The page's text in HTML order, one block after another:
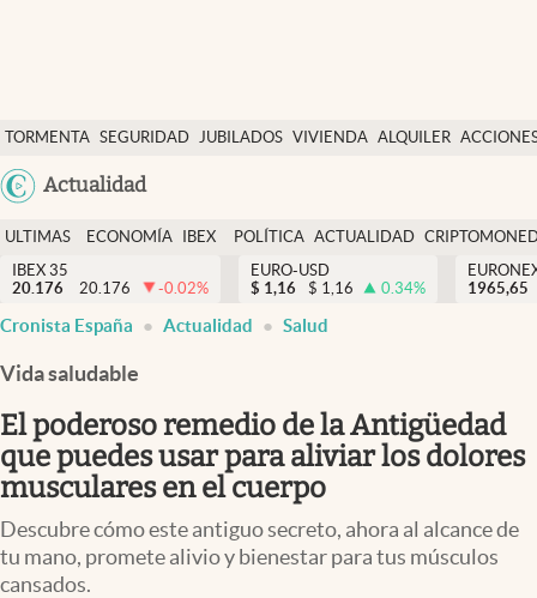
TORMENTA SEGURIDAD JUBILADOS VIVIENDA ALQUILER
USA
Actualidad
Economía y finanzas
Política
Actualidad
Criptomonedas
España
ULTIMAS
NOTICIAS
ECONOMÍA
FINANZAS
IBEX
EURO
POLÍTICA ACTUALIDAD
IBEX 35
20.176
20.176 -0.02%
EURO-USD
$ 1,16 $ 1,16 0.34%
1965,65
Cronista España Actualidad Salud
Vida saludable
El poderoso remedio de la Antigüedad
que puedes usar para aliviar los dolores
musculares en el cuerpo
Descubre cómo este antiguo secreto, ahora al alcance de
tu mano, promete alivio y bienestar para tus músculos
cansados.